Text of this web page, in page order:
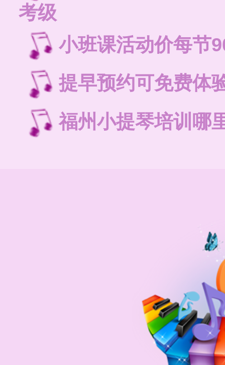
考级
小班课活动价每节
提早预约可免费体
福州小提琴培训哪